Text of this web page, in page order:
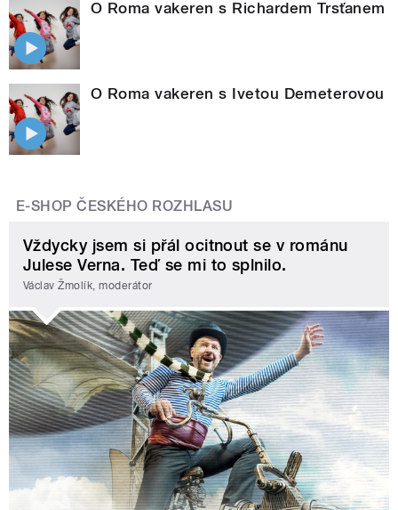
O Roma vakeren s Richardem Trsťanem
O Roma vakeren s Ivetou Demeterovou
E-SHOP ČESKÉHO ROZHLASU
Vždycky jsem si přál ocitnout se v románu
Julese Verna. Teď se mi to splnilo.
Václav Žmolík, moderátor